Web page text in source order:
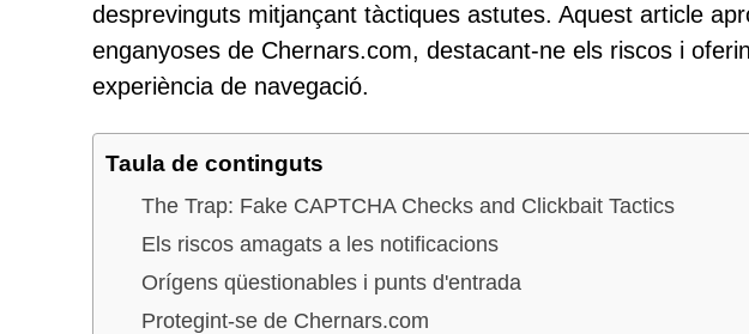
desprevinguts mitjançant tàctiques astutes. Aquest article
enganyoses de Chernars.com, destacant-ne els riscos i
experiència de navegació.
Taula de continguts
The Trap: Fake CAPTCHA Checks and Clickbait Tactics
Els riscos amagats a les notificacions
Orígens qüestionables i punts d'entrada
Protegint-se de Chernars.com